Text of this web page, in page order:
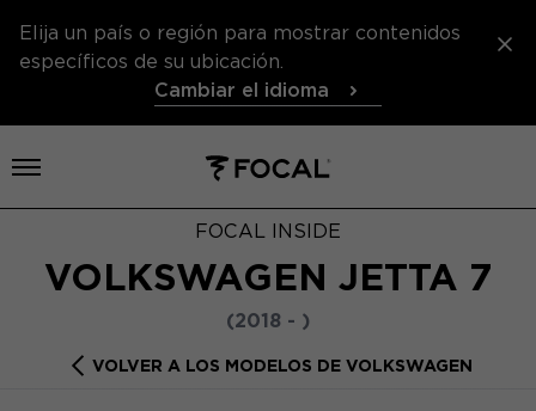
Elija un país o región para mostrar contenidos
específicos de su ubicación.
Cambiar el idioma
Abrir el menú
FOCAL INSIDE
VOLKSWAGEN JETTA 7
(2018 - )
VOLVER A LOS MODELOS DE VOLKSWAGEN